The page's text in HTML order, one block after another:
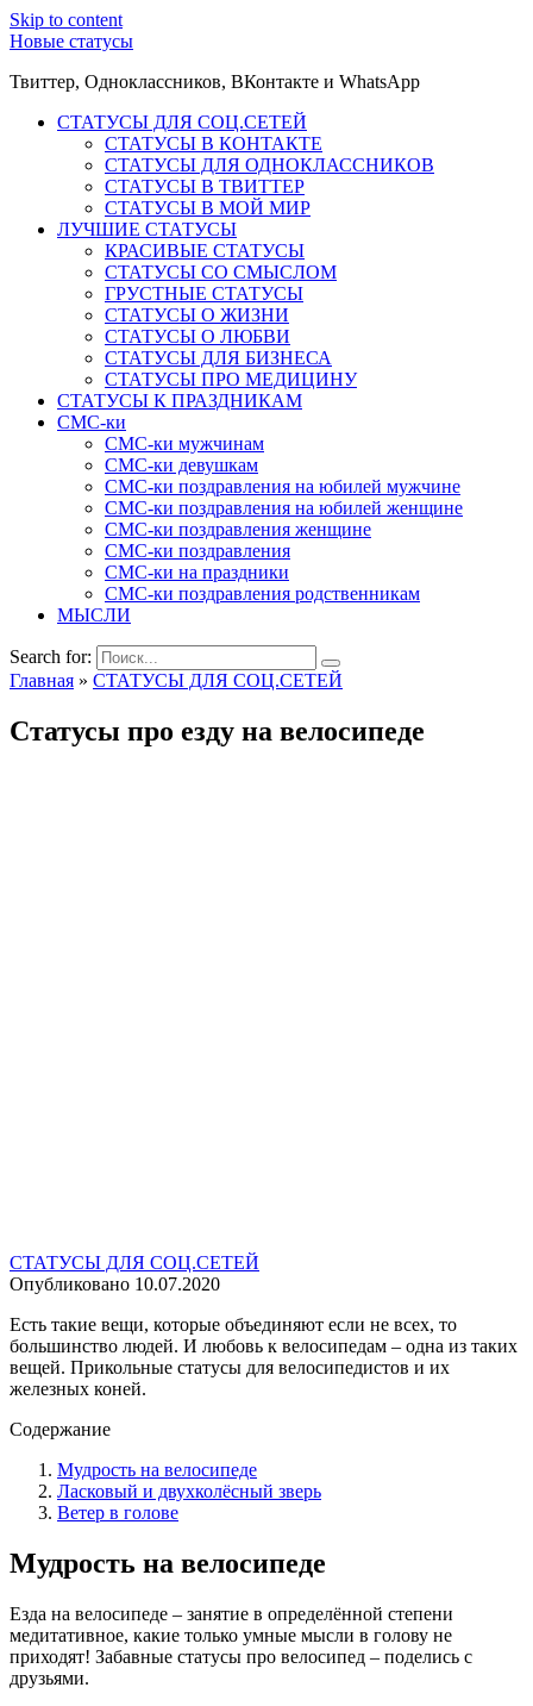
Skip to content
Новые статусы
Твиттер, Одноклассников, ВКонтакте и WhatsApp
СТАТУСЫ ДЛЯ СОЦ.СЕТЕЙ
СТАТУСЫ В КОНТАКТЕ
СТАТУСЫ ДЛЯ ОДНОКЛАССНИКОВ
СТАТУСЫ В ТВИТТЕР
СТАТУСЫ В МОЙ МИР
ЛУЧШИЕ СТАТУСЫ
КРАСИВЫЕ СТАТУСЫ
СТАТУСЫ СО СМЫСЛОМ
ГРУСТНЫЕ СТАТУСЫ
СТАТУСЫ О ЖИЗНИ
СТАТУСЫ О ЛЮБВИ
СТАТУСЫ ДЛЯ БИЗНЕСА
СТАТУСЫ ПРО МЕДИЦИНУ
СТАТУСЫ К ПРАЗДНИКАМ
СМС-ки
СМС-ки мужчинам
СМС-ки девушкам
СМС-ки поздравления на юбилей мужчине
СМС-ки поздравления на юбилей женщине
СМС-ки поздравления женщине
СМС-ки поздравления
СМС-ки на праздники
СМС-ки поздравления родственникам
МЫСЛИ
Search for:
Главная » СТАТУСЫ ДЛЯ СОЦ.СЕТЕЙ
Статусы про езду на велосипеде
СТАТУСЫ ДЛЯ СОЦ.СЕТЕЙ
Опубликовано 10.07.2020
Есть такие вещи, которые объединяют если не всех, то
большинство людей. И любовь к велосипедам – одна из таких
вещей. Прикольные статусы для велосипедистов и их
железных коней.
Содержание
Мудрость на велосипеде
Ласковый и двухколёсный зверь
Ветер в голове
Мудрость на велосипеде
Езда на велосипеде – занятие в определённой степени
медитативное, какие только умные мысли в голову не
приходят! Забавные статусы про велосипед – поделись с
друзьями.